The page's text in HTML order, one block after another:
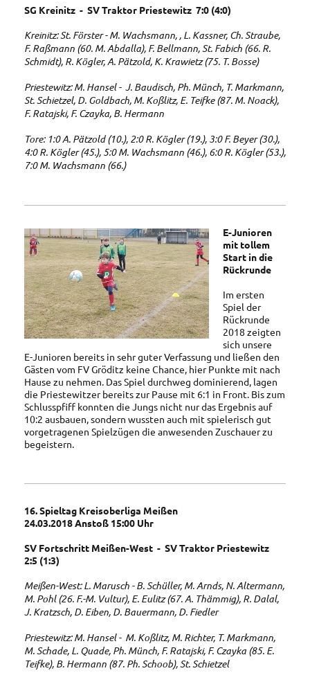
SG Kreinitz - SV Traktor Priestewitz 7:0 (4:0)
Kreinitz: St. Förster - M. Wachsmann, , L. Kassner, Ch. Straube,
F. Raßmann (60. M. Abdalla), F. Bellmann, St. Fabich (66. R.
Schmidt), R. Kögler, A. Pätzold, K. Krawietz (75. T. Bosse)
Priestewitz: M. Hansel - J. Baudisch, Ph. Münch, T. Markmann,
St. Schietzel, D. Goldbach, M. Koßlitz, E. Teifke (87. M. Noack),
F. Ratajski, F. Czayka, B. Hermann
Tore: 1:0 A. Pätzold (10.), 2:0 R. Kögler (19.), 3:0 F. Beyer (30.),
4:0 R. Kögler (45.), 5:0 M. Wachsmann (46.), 6:0 R. Kögler (53.),
7:0 M. Wachsmann (66.)
E-Junioren
mit tollem
Start in die
Rückrunde
Im ersten
Spiel der
Rückrunde
2018 zeigten
sich unsere
E-Junioren bereits in sehr guter Verfassung und ließen den
Gästen vom FV Gröditz keine Chance, hier Punkte mit nach
Hause zu nehmen. Das Spiel durchweg dominierend, lagen
die Priestewitzer bereits zur Pause mit 6:1 in Front. Bis zum
Schlusspfiff konnten die Jungs nicht nur das Ergebnis auf
10:2 ausbauen, sondern wussten auch mit spielerisch gut
vorgetragenen Spielzügen die anwesenden Zuschauer zu
begeistern.
16. Spieltag Kreisoberliga Meißen
24.03.2018 Anstoß 15:00 Uhr
SV Fortschritt Meißen-West - SV Traktor Priestewitz
2:5 (1:3)
Meißen-West: L. Marusch - B. Schüller, M. Arnds, N. Altermann,
M. Pohl (26. F.-M. Vultur), E. Eulitz (67. A. Thämmig), R. Dalal,
J. Kratzsch, D. Eiben, D. Bauermann, D. Fiedler
Priestewitz: M. Hansel - M. Koßlitz, M. Richter, T. Markmann,
M. Schade, L. Quade, Ph. Münch, F. Ratajski, F. Czayka (85. E.
Teifke), B. Hermann (87. Ph. Schoob), St. Schietzel